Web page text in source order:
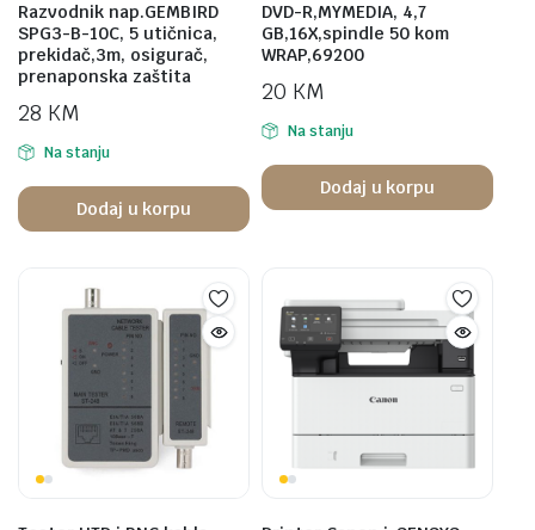
Razvodnik nap.GEMBIRD
SPG3-B-10C, 5 utičnica,
prekidač,3m, osigurač,
prenaponska zaštita
28 KM
Na stanju
Dodaj u korpu
DVD-R,MYMEDIA, 4,7
GB,16X,spindle 50 kom
WRAP,69200
20 KM
Na stanju
Dodaj u korpu